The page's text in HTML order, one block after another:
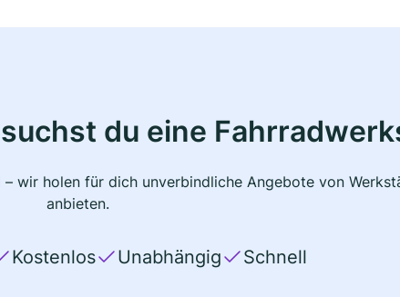
du eine
wir holen für dich unverbindliche Angebote von
anbieten.
Kostenlos Unabhängig Schnell